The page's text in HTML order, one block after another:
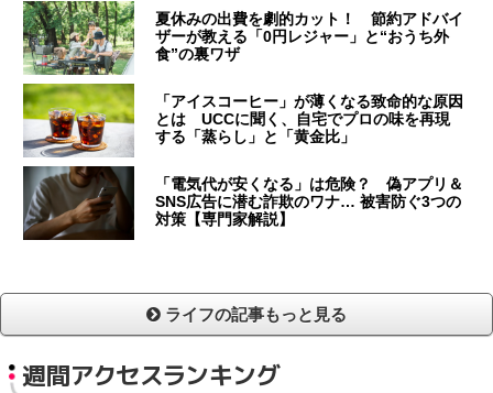
夏休みの出費を劇的カット！ 節約アドバイ
ザーが教える「0円レジャー」と“おうち外
食”の裏ワザ
「アイスコーヒー」が薄くなる致命的な原因
とは UCCに聞く、自宅でプロの味を再現
する「蒸らし」と「黄金比」
「電気代が安くなる」は危険？ 偽アプリ＆
SNS広告に潜む詐欺のワナ… 被害防ぐ3つの
対策【専門家解説】
ライフの記事もっと見る
週間アクセスランキング